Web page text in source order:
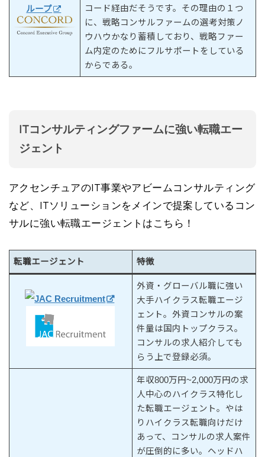
ループ
コード経由だそうです。その理由の１つ
に、戦略コンサルファームの選考対策ノ
ウハウかなり蓄積しており、戦略ファー
ム内定のためにフルサポートをしている
からである。
ITコンサルティングファームに強い転職エー
ジェント
アクセンチュアのIT事業やアビームコンサルティング
など、ITソリューションをメインで提案しているコン
サルに強い転職エージェントはこちら！
転職エージェント 特徴
JAC Recruitment
外資・グローバル職に強い
大手ハイクラス転職エージ
ェント。外資コンサルの案
件量は国内トップクラス。
コンサルの求人紹介しても
らう上で登録必須。
年収800万円~2,000万円の求
人中心のハイクラス特化し
た転職エージェント。やは
りハイクラス転職向けだけ
あって、コンサルの求人案件
が圧倒的に多い。ヘッドハ